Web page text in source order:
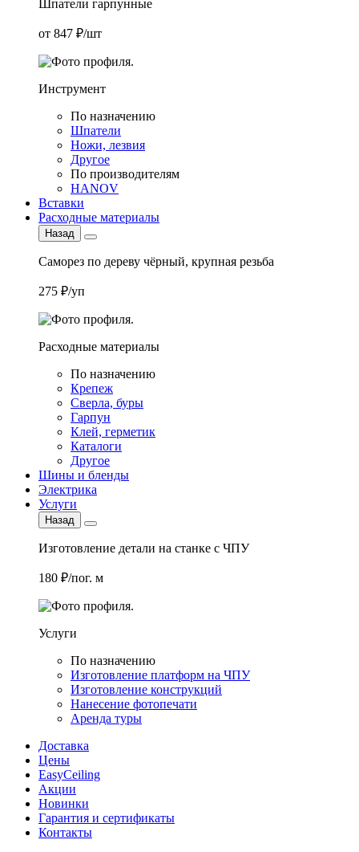
Шпатели гарпунные
от 847 ₽/шт
Инструмент
По назначению
Шпатели
Ножи, лезвия
Другое
По производителям
HANOV
Вставки
Расходные материалы
Назад
Саморез по дереву чёрный, крупная резьба
275 ₽/уп
Расходные материалы
По назначению
Крепеж
Сверла, буры
Гарпун
Клей, герметик
Каталоги
Другое
Шины и бленды
Электрика
Услуги
Назад
Изготовление детали на станке с ЧПУ
180 ₽/пог. м
Услуги
По назначению
Изготовление платформ на ЧПУ
Изготовление конструкций
Нанесение фотопечати
Аренда туры
Доставка
Цены
EasyCeiling
Акции
Новинки
Гарантия и сертификаты
Контакты